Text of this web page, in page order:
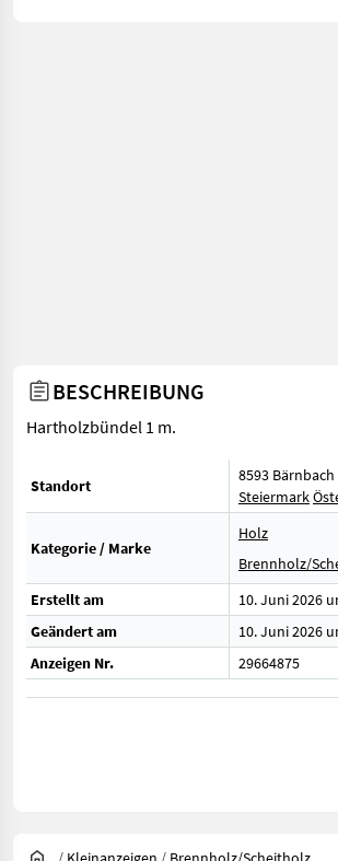
BESCHREIBUNG
Hartholzbündel 1 m.
Standort
8593 Bärnbach
Steiermark
Kategorie / Marke
Holz
Brennholz/
Erstellt am
10. Juni 2026
Geändert am
10. Juni 2026
Anzeigen Nr.
29664875